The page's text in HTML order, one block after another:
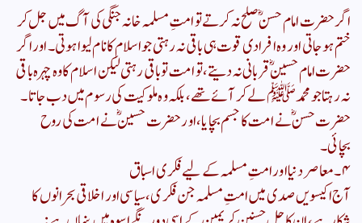
اگر حضرت امام حسنؓ صلح نہ کرتے تو امتِ مسلمہ خانہ جنگی کی آگ میں جل کر
ختم ہو جاتی اور وہ افرادی قوت ہی باقی نہ رہتی جو اسلام کا نام لیوا ہوتی۔ اور اگر
حضرت امام حسینؓ قربانی نہ دیتے، تو امت تو باقی رہتی لیکن اسلام کا وہ چہرہ باقی
نہ رہتا جو محمد ﷺ لے کر آئے تھے، بلکہ وہ ملوکیت کی رسوم میں دب جاتا۔
​حضرت حسنؓ نے امت کا جسم بچایا، اور حضرت حسینؓ نے امت کی روح
بچائی۔
​۴۔ معاصر دنیا اور امتِ مسلمہ کے لیے فکری اسباق
​آج اکیسویں صدی میں امتِ مسلمہ جن فکری، سیاسی اور اخلاقی بحرانوں کا